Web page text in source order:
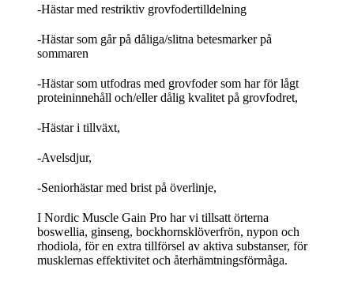
-Hästar med restriktiv grovfodertilldelning
-Hästar som går på dåliga/slitna betesmarker på
sommaren
-Hästar som utfodras med grovfoder som har för lågt
proteininnehåll och/eller dålig kvalitet på grovfodret,
-Hästar i tillväxt,
-Avelsdjur,
-Seniorhästar med brist på överlinje,
I Nordic Muscle Gain Pro har vi tillsatt örterna
boswellia, ginseng, bockhornsklöverfrön, nypon och
rhodiola, för en extra tillförsel av aktiva substanser, för
musklernas effektivitet och återhämtningsförmåga.